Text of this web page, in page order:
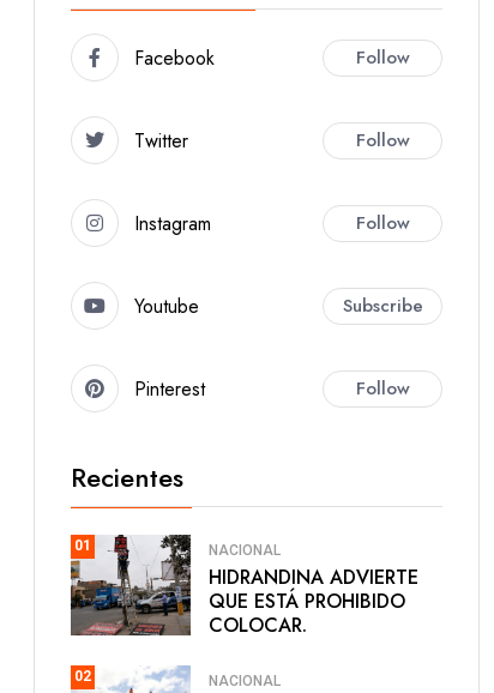
Facebook Follow
Twitter Follow
Instagram Follow
Youtube Subscribe
Pinterest Follow
Recientes
01 NACIONAL
HIDRANDINA ADVIERTE
QUE ESTÁ PROHIBIDO
COLOCAR.
02 NACIONAL